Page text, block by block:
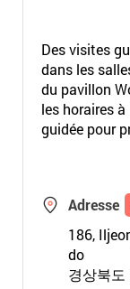
Des visites
dans les
du pavillon
les horaires
guidée pour
Adresse
186,
do
경상북도